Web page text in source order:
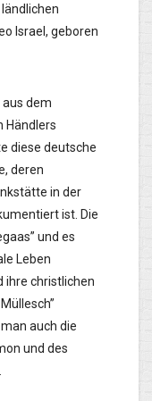
Israel, geboren
dem
Händlers
diese deutsche
deren
in der
ist. Die
und es
Leben
ihre christlichen
auch die
und des